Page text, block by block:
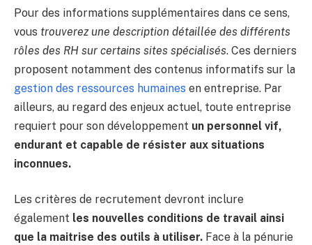
Pour des informations supplémentaires dans ce sens,
vous trouverez une description détaillée des différents
rôles des RH sur certains sites spécialisés. Ces derniers
proposent notamment des contenus informatifs sur la
gestion des ressources humaines en entreprise. Par
ailleurs, au regard des enjeux actuel, toute entreprise
requiert pour son développement un personnel vif,
endurant et capable de résister aux situations
inconnues.
Les critères de recrutement devront inclure
également les nouvelles conditions de travail ainsi
que la maitrise des outils à utiliser. Face à la pénurie